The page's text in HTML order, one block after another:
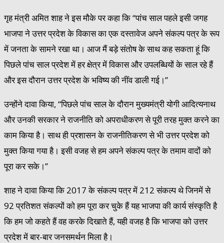
गृह मंत्री अमित शाह ने इस मौके पर कहा कि ‘‘पांच साल पहले इसी जगह
भाजपा ने उत्तर प्रदेश के विकास का एक दस्तावेज अपने संकल्प पत्र के रूप
में जनता के सामने रखा था। आज मैं बड़े संतोष के साथ कह सकता हूं कि
पिछले पांच साल प्रदेश में हर क्षेत्र में विकास और उपलब्धियों के साल रहे हैं
और इस दौरान उत्तर प्रदेश के भविष्य की नींव डाली गई।’’
उन्होंने दावा किया, ‘‘पिछले पांच साल के दौरान मुख्यमंत्री योगी आदित्यनाथ
और उनकी सरकार ने राजनीति को अपराधीकरण से पूरी तरह मुक्त करने का
काम किया है। साथ ही प्रशासन के राजनीतिकरण से भी उत्तर प्रदेश को
मुक्त किया गया है। इसी वजह से हम अपने संकल्प पत्र के तमाम वादों को
पूरा कर सके।’’
शाह ने दावा किया कि 2017 के संकल्प पत्र में 212 संकल्प थे जिनमें से
92 प्रतिशत संकल्पों को हम पूरा कर चुके हैं यह भाजपा की कार्य संस्कृति है
कि हम जो कहते हैं वह करके दिखाते हैं, यही वजह है कि भाजपा को उत्तर
प्रदेश में बार-बार जनसमर्थन मिला है।